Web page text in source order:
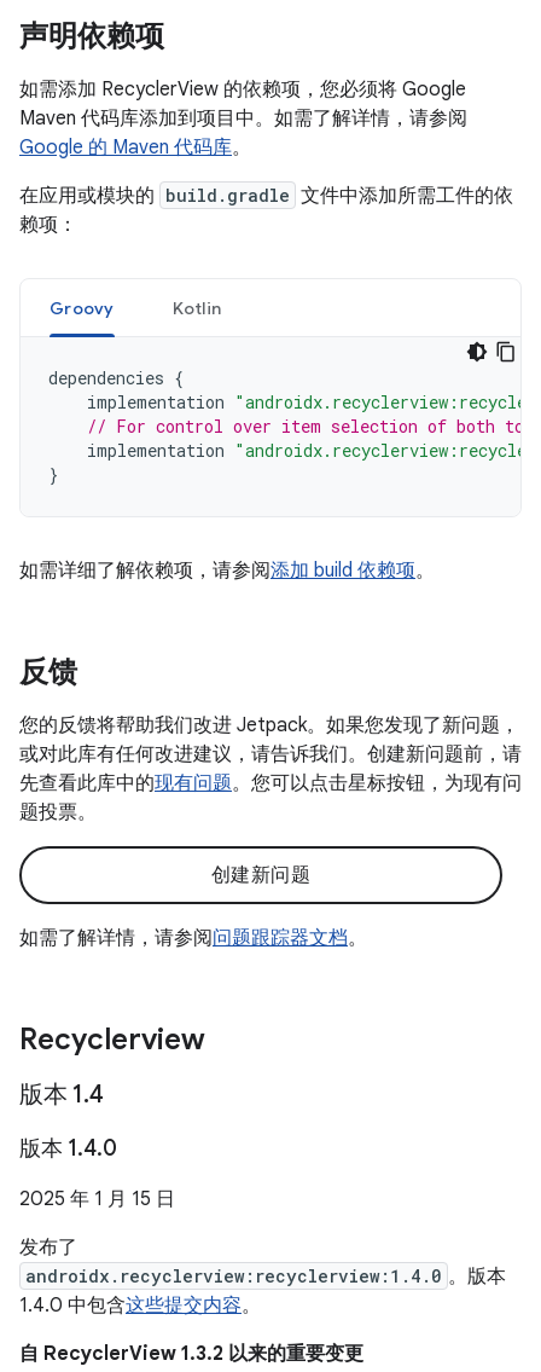
声明依赖项
如需添加 RecyclerView 的依赖项，您必须将 Google
Maven 代码库添加到项目中。如需了解详情，请参阅
Google 的 Maven 代码库。
在应用或模块的 build.gradle 文件中添加所需工件的依
赖项：
Groovy Kotlin
dependencies {
implementation
// For control over item selection of both
implementation
}
如需详细了解依赖项，请参阅添加 build 依赖项。
反馈
您的反馈将帮助我们改进 Jetpack。如果您发现了新问题，
或对此库有任何改进建议，请告诉我们。创建新问题前，请
先查看此库中的现有问题。您可以点击星标按钮，为现有问
题投票。
创建新问题
如需了解详情，请参阅问题跟踪器文档。
Recyclerview
版本 1.4
版本 1.4.0
2025 年 1 月 15 日
发布了
androidx.recyclerview:recyclerview:1.4.0 。版本
1.4.0 中包含这些提交内容。
自 RecyclerView 1.3.2 以来的重要变更